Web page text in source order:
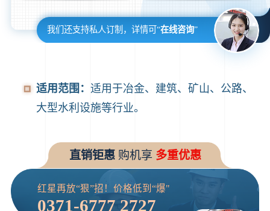
我们还支持私人订制，详情可“在线咨询”
适用范围： 适用于冶金、建筑、矿山、公路、
大型水利设施等行业。
直销钜惠购机享 多重优惠
红星再放“狠”招！价格低到“爆"
0371-6777 2727